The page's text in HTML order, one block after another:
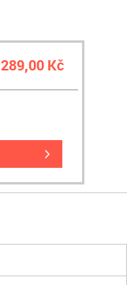
289,00 Kč